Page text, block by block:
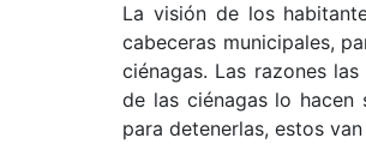
La visión de los
cabeceras municipales,
ciénagas. Las razones
de las ciénagas lo hacen
para detenerlas, estos